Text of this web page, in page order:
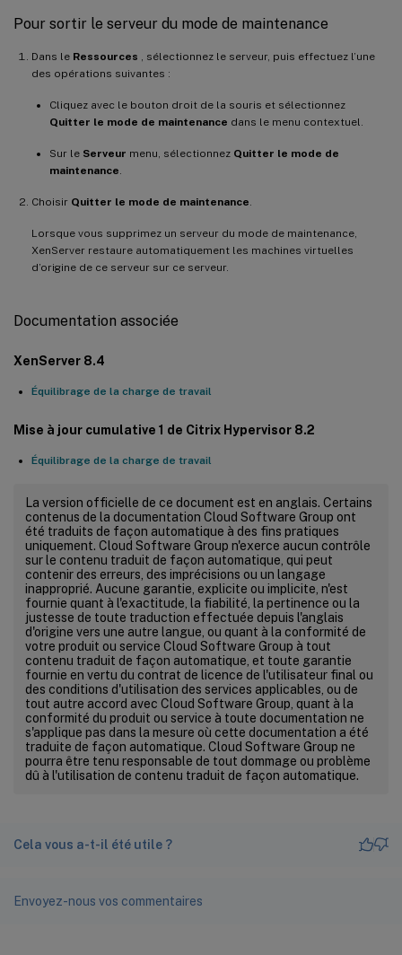
Pour sortir le serveur du mode de maintenance
Dans le Ressources , sélectionnez le serveur, puis effectuez l’une
des opérations suivantes :
Cliquez avec le bouton droit de la souris et sélectionnez
Quitter le mode de maintenance dans le menu contextuel.
Sur le Serveur menu, sélectionnez Quitter le mode de
maintenance
Choisir Quitter le mode de maintenance
Lorsque vous supprimez un serveur du mode de maintenance,
XenServer restaure automatiquement les machines virtuelles
d’origine de ce serveur sur ce serveur.
Documentation associée
XenServer 8.4
Équilibrage de la charge de travail
Mise à jour cumulative 1 de Citrix Hypervisor 8.2
Équilibrage de la charge de travail
La version officielle de ce document est en anglais. Certains
contenus de la documentation Cloud Software Group ont
été traduits de façon automatique à des fins pratiques
uniquement. Cloud Software Group n'exerce aucun contrôle
sur le contenu traduit de façon automatique, qui peut
contenir des erreurs, des imprécisions ou un langage
inapproprié. Aucune garantie, explicite ou implicite, n'est
fournie quant à l'exactitude, la fiabilité, la pertinence ou la
justesse de toute traduction effectuée depuis l'anglais
d'origine vers une autre langue, ou quant à la conformité de
votre produit ou service Cloud Software Group à tout
contenu traduit de façon automatique, et toute garantie
fournie en vertu du contrat de licence de l'utilisateur final ou
des conditions d'utilisation des services applicables, ou de
tout autre accord avec Cloud Software Group, quant à la
conformité du produit ou service à toute documentation ne
s'applique pas dans la mesure où cette documentation a été
traduite de façon automatique. Cloud Software Group ne
pourra être tenu responsable de tout dommage ou problème
dû à l'utilisation de contenu traduit de façon automatique.
Cela vous a-t-il été utile ?
Envoyez-nous vos commentaires